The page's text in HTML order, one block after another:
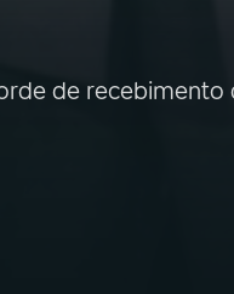
de recebimento